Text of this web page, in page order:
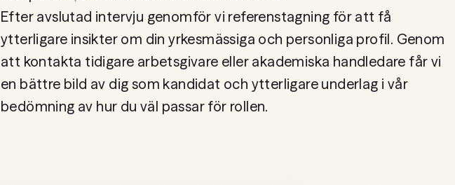
Efter avslutad intervju genomför vi referenstagning för att få
ytterligare insikter om din yrkesmässiga och personliga profil. Genom
att kontakta tidigare arbetsgivare eller akademiska handledare får vi
en bättre bild av dig som kandidat och ytterligare underlag i vår
bedömning av hur du väl passar för rollen.